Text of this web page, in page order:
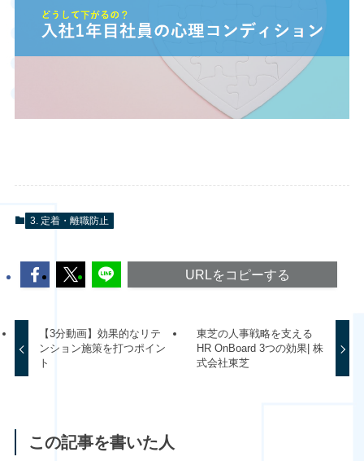
3. 定着・離職防止
URLをコピーする
【3分動画】効果的なリテ
ンション施策を打つポイン
ト
東芝の人事戦略を支える
HR OnBoard 3つの効果| 株
式会社東芝
この記事を書いた人